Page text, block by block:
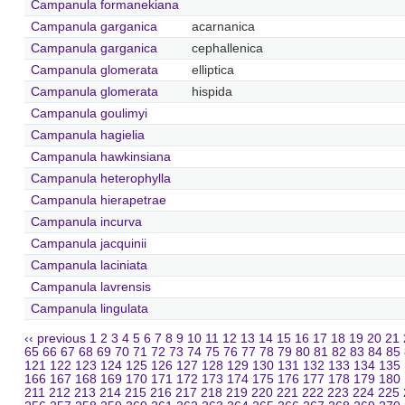
Campanula formanekiana
Campanula garganica
acarnanica
Campanula garganica
cephallenica
Campanula glomerata
elliptica
Campanula glomerata
hispida
Campanula goulimyi
Campanula hagielia
Campanula hawkinsiana
Campanula heterophylla
Campanula hierapetrae
Campanula incurva
Campanula jacquinii
Campanula laciniata
Campanula lavrensis
Campanula lingulata
‹‹ previous 1 2 3 4 5 6 7 8 9 10 11 12 13 14 15 16 17 18 19 20 21
65 66 67 68 69 70 71 72 73 74 75 76 77 78 79 80 81 82 83 84 85
121 122 123 124 125 126 127 128 129 130 131 132 133 134 135
166 167 168 169 170 171 172 173 174 175 176 177 178 179 180
211 212 213 214 215 216 217 218 219 220 221 222 223 224 225